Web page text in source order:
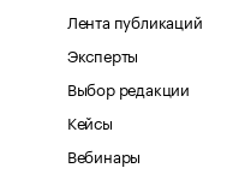
Лента публикаций
Эксперты
Выбор редакции
Кейсы
Вебинары